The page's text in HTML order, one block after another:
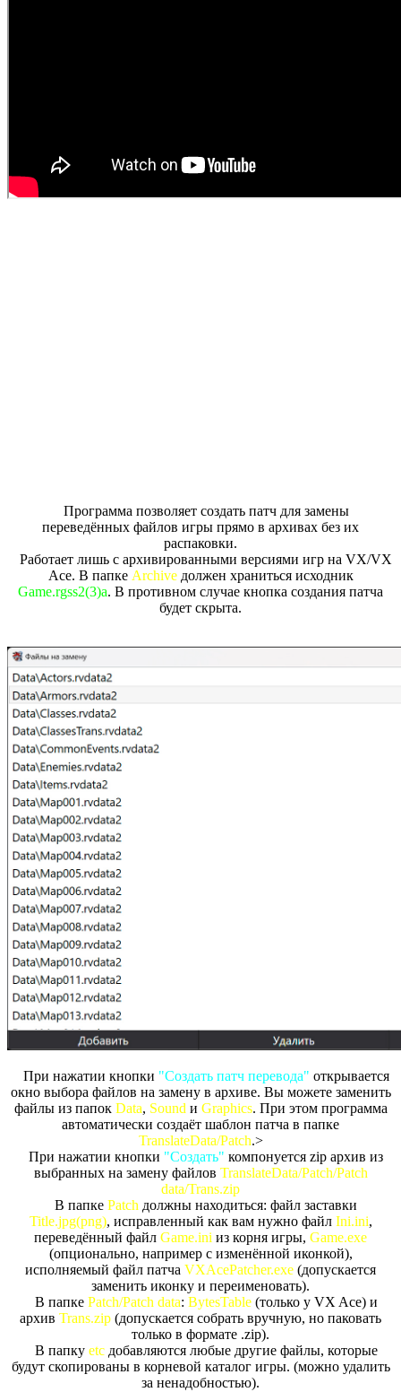
Программа позволяет создать патч для замены
переведённых файлов игры прямо в архивах без их
распаковки.
Работает лишь с архивированными версиями игр на VX/VX
Ace. В папке Archiveдолжен храниться исходник
Game.rgss2(3)a. В противном случае кнопка создания патча
будет скрыта.
При нажатии кнопки "Создать патч перевода" открывается
окно выбора файлов на замену в архиве. Вы можете заменить
файлы из папок Data, Soundи Graphics. При этом программа
автоматически создаёт шаблон патча в папке
TranslateData/Patch.>
При нажатии кнопки "Создать" компонуется zip архив из
выбранных на замену файлов TranslateData/Patch/Patch
data/Trans.zip
В папке Patch должны находиться: файл заставки
Title.jpg(png), исправленный как вам нужно файл Ini.ini,
переведённый файл Game.ini из корня игры, Game.exe
(опционально, например с изменённой иконкой),
исполняемый файл патча VXAcePatcher.exe (допускается
заменить иконку и переименовать).
В папке Patch/Patch data: BytesTable(только у VX Ace) и
архив Trans.zip (допускается собрать вручную, но паковать
только в формате .zip).
В папку etcдобавляются любые другие файлы, которые
будут скопированы в корневой каталог игры. (можно удалить
за ненадобностью).